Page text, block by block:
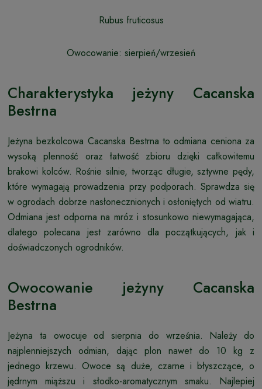
Rubus fruticosus
Owocowanie: sierpień/wrzesień
Charakterystyka jeżyny Cacanska
Bestrna
Jeżyna bezkolcowa Cacanska Bestrna to odmiana ceniona za
wysoką plenność oraz łatwość zbioru dzięki całkowitemu
brakowi kolców. Rośnie silnie, tworząc długie, sztywne pędy,
które wymagają prowadzenia przy podporach. Sprawdza się
w ogrodach dobrze nasłonecznionych i osłoniętych od wiatru.
Odmiana jest odporna na mróz i stosunkowo niewymagająca,
dlatego polecana jest zarówno dla początkujących, jak i
doświadczonych ogrodników.
Owocowanie jeżyny Cacanska
Bestrna
Jeżyna ta owocuje od sierpnia do września. Należy do
najplenniejszych odmian, dając plon nawet do 10 kg z
jednego krzewu. Owoce są duże, czarne i błyszczące, o
jędrnym miąższu i słodko-aromatycznym smaku. Najlepiej